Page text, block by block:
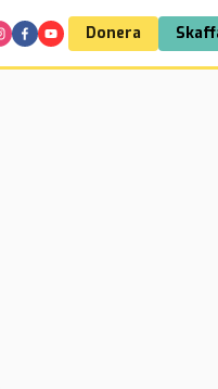
Donera